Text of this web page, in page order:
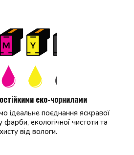
еко-чорнилами
ідеальне поєднання яскравої
екологічної чистоти та
від вологи.